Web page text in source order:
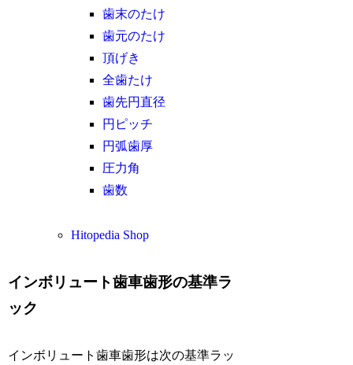
歯末のたけ
歯元のたけ
頂げき
全歯たけ
歯先円直径
円ピッチ
円弧歯厚
圧力角
歯数
Hitopedia Shop
インボリュート歯車歯形の基準ラ
ック
インボリュート歯車歯形は次の基準ラッ